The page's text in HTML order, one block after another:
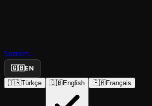
Search...
🇬🇧EN
🇹🇷Türkçe 🇬🇧English 🇫🇷Français